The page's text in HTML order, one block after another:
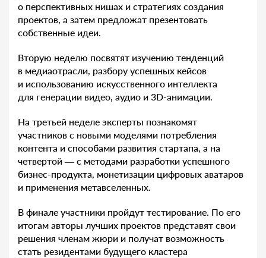
о перспективных нишах и стратегиях создания
проектов, а затем предложат презентовать
собственные идеи.
Вторую неделю посвятят изучению тенденций
в медиаотрасли, разбору успешных кейсов
и использованию искусственного интеллекта
для генерации видео, аудио и 3D-анимации.
На третьей неделе эксперты познакомят
участников с новыми моделями потребления
контента и способами развития стартапа, а на
четвертой — с методами разработки успешного
бизнес-продукта, монетизации цифровых аватаров
и применения метавселенных.
В финале участники пройдут тестирование. По его
итогам авторы лучших проектов представят свои
решения членам жюри и получат возможность
стать резидентами будущего кластера